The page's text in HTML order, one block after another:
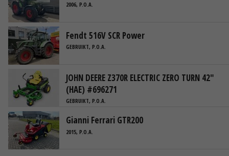
2006, P.O.A.
Fendt 516V SCR Power
GEBRUIKT, P.O.A.
JOHN DEERE Z370R ELECTRIC ZERO TURN 42"
(HAE) #696271
GEBRUIKT, P.O.A.
Gianni Ferrari GTR200
2015, P.O.A.